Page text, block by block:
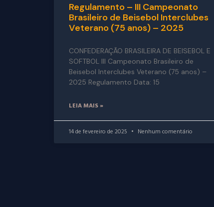
Regulamento – III Campeonato
Brasileiro de Beisebol Interclubes
Veterano (75 anos) – 2025
CONFEDERAÇÃO BRASILEIRA DE BEISEBOL E
SOFTBOL III Campeonato Brasileiro de
Beisebol Interclubes Veterano (75 anos) –
2025 Regulamento Data: 15
LEIA MAIS »
14 de fevereiro de 2025 Nenhum comentário